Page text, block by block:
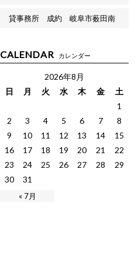
貸事務所 成約 岐阜市薮田南
CALENDAR カレンダー
2026年8月
日
月 火 水 木 金 土
« 7月
1
2
3 4 5 6 7
8
9
10 11 12 13 14
15
16
17 18 19 20 21
22
23
24 25 26 27 28
29
30
31